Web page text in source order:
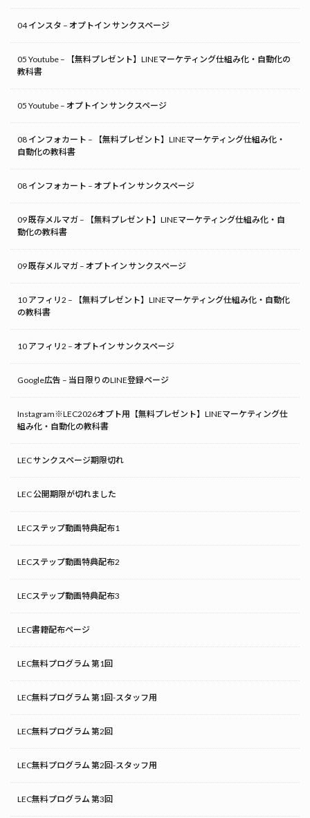
04 インスタ – オプトイン サンクスページ
05 Youtube – 【無料プレゼント】LINEマーケティング仕組み化・自動化の
教科書
05 Youtube – オプトイン サンクスページ
08 インフォカート – 【無料プレゼント】LINEマーケティング仕組み化・
自動化の教科書
08 インフォカート – オプトイン サンクスページ
09 既存メルマガ – 【無料プレゼント】LINEマーケティング仕組み化・自
動化の教科書
09 既存メルマガ – オプトイン サンクスページ
10 アフィリ2 – 【無料プレゼント】LINEマーケティング仕組み化・自動化
の教科書
10 アフィリ2 – オプトイン サンクスページ
Google広告 – 当日限りのLINE登録ページ
Instagram※LEC2026オプト用【無料プレゼント】LINEマーケティング仕
組み化・自動化の教科書
LEC サンクスページ期限切れ
LEC 公開期限が切れました
LECステップ動画特典配布1
LECステップ動画特典配布2
LECステップ動画特典配布3
LEC書籍配布ページ
LEC無料プログラム 第1回
LEC無料プログラム 第1回-スタッフ用
LEC無料プログラム 第2回
LEC無料プログラム 第2回-スタッフ用
LEC無料プログラム 第3回